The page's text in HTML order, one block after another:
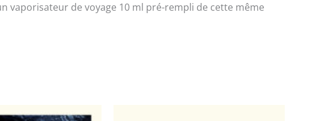
vaporisateur de voyage 10 ml pré-rempli de cette même